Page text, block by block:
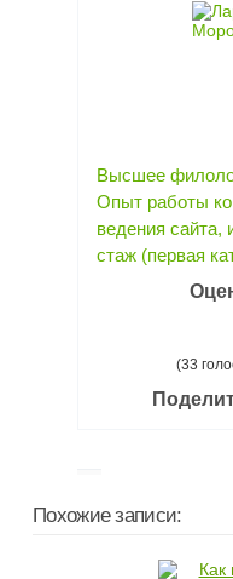
Высшее
Опыт работы
ведения сайта,
стаж (первая
(33
Похожие записи: